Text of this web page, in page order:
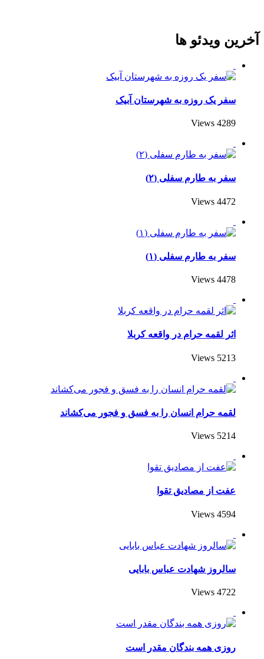
آخرین ویدئو ها
سفر یک روزه به شهرستان آبیک
4289 Views
سفر به طارم سفلی (۲)
4472 Views
سفر به طارم سفلی (۱)
4478 Views
اثر لقمه حرام در واقعه کربلا
5213 Views
لقمه حرام انسان را به فسق و فجور می‌کشاند
5214 Views
عفت از مصادیق تقوا
4594 Views
سالروز شهادت عباس بابایی
4722 Views
روزی همه بندگان مقدر است